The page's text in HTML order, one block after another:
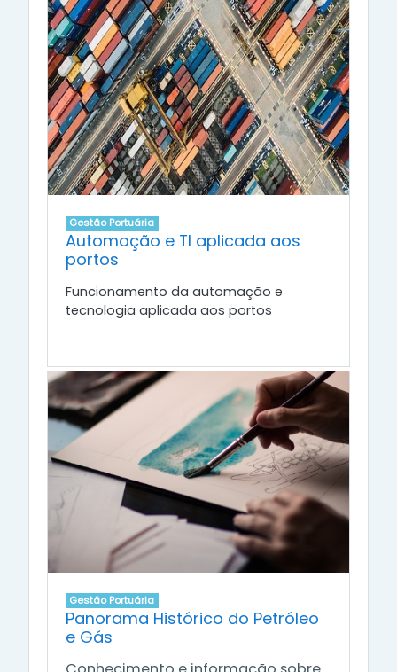
Gestão Portuária
Automação e TI aplicada aos
portos
Funcionamento da automação e
tecnologia aplicada aos portos
Gestão Portuária
Panorama Histórico do Petróleo
e Gás